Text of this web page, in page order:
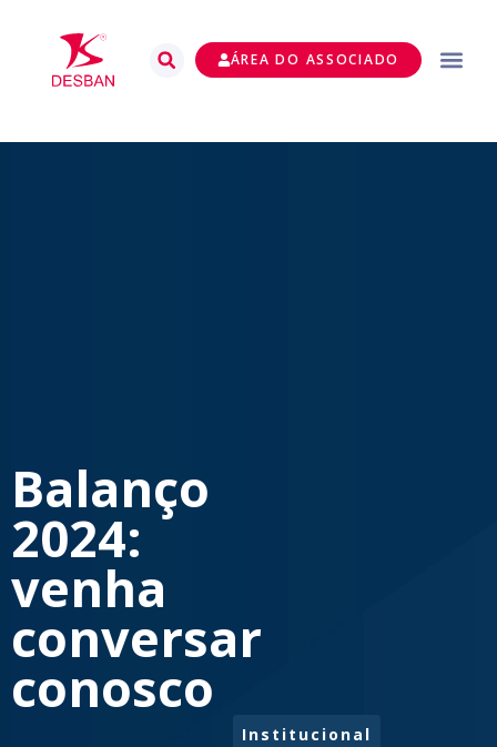
ÁREA DO ASSOCIADO
Balanço
2024:
venha
conversar
conosco
Institucional